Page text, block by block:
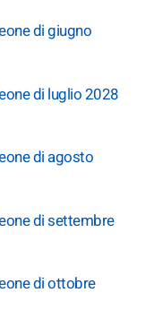
di giugno
di luglio 2028
di agosto
di settembre
di ottobre